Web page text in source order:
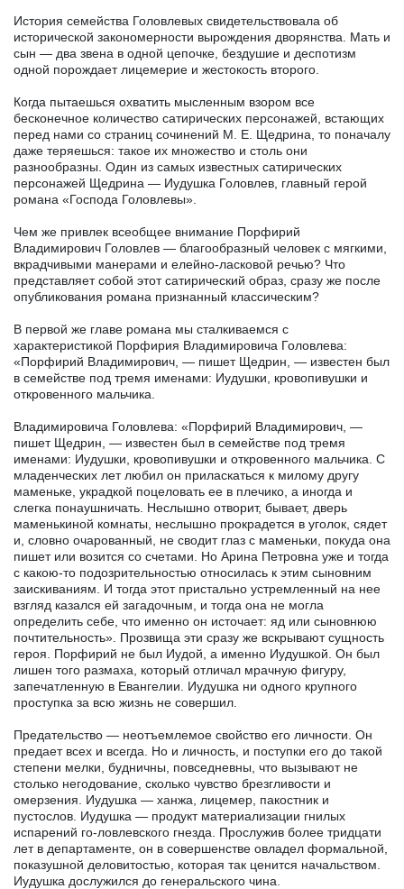
История семейства Головлевых свидетельствовала об
исторической закономерности вырождения дворянства. Мать и
сын — два звена в одной цепочке, бездушие и деспотизм
одной порождает лицемерие и жестокость второго.
Когда пытаешься охватить мысленным взором все
бесконечное количество сатирических персонажей, встающих
перед нами со страниц сочинений М. Е. Щедрина, то поначалу
даже теряешься: такое их множество и столь они
разнообразны. Один из самых известных сатирических
персонажей Щедрина — Иудушка Головлев, главный герой
романа «Господа Головлевы».
Чем же привлек всеобщее внимание Порфирий
Владимирович Головлев — благообразный человек с мягкими,
вкрадчивыми манерами и елейно-ласковой речью? Что
представляет собой этот сатирический образ, сразу же после
опубликования романа признанный классическим?
В первой же главе романа мы сталкиваемся с
характеристикой Порфирия Владимировича Головлева:
«Порфирий Владимирович, — пишет Щедрин, — известен был
в семействе под тремя именами: Иудушки, кровопивушки и
откровенного мальчика.
Владимировича Головлева: «Порфирий Владимирович, —
пишет Щедрин, — известен был в семействе под тремя
именами: Иудушки, кровопивушки и откровенного мальчика. С
младенческих лет любил он приласкаться к милому другу
маменьке, украдкой поцеловать ее в плечико, а иногда и
слегка понаушничать. Неслышно отворит, бывает, дверь
маменькиной комнаты, неслышно прокрадется в уголок, сядет
и, словно очарованный, не сводит глаз с маменьки, покуда она
пишет или возится со счетами. Но Арина Петровна уже и тогда
с какою-то подозрительностью относилась к этим сыновним
заискиваниям. И тогда этот пристально устремленный на нее
взгляд казался ей загадочным, и тогда она не могла
определить себе, что именно он источает: яд или сыновнюю
почтительность». Прозвища эти сразу же вскрывают сущность
героя. Порфирий не был Иудой, а именно Иудушкой. Он был
лишен того размаха, который отличал мрачную фигуру,
запечатленную в Евангелии. Иудушка ни одного крупного
проступка за всю жизнь не совершил.
Предательство — неотъемлемое свойство его личности. Он
предает всех и всегда. Но и личность, и поступки его до такой
степени мелки, будничны, повседневны, что вызывают не
столько негодование, сколько чувство брезгливости и
омерзения. Иудушка — ханжа, лицемер, пакостник и
пустослов. Иудушка — продукт материализации гнилых
испарений го-ловлевского гнезда. Прослужив более тридцати
лет в департаменте, он в совершенстве овладел формальной,
показушной деловитостью, которая так ценится начальством.
Иудушка дослужился до генеральского чина.